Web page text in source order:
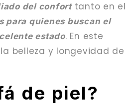
del conforttanto en el
para quienes buscan el
estado. En este
belleza y longevidad de
de piel?